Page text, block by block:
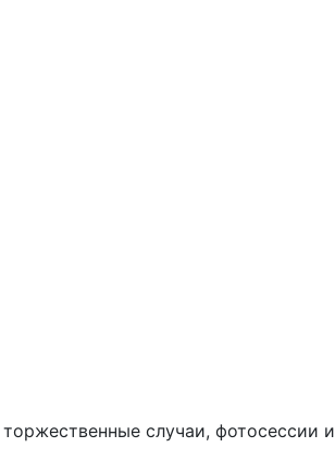
случаи, фотосессии и